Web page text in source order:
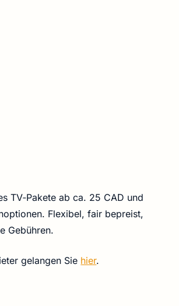
TV‑Pakete ab ca. 25 CAD und
Flexibel, fair bepreist,
Gebühren.
gelangen Sie hier.